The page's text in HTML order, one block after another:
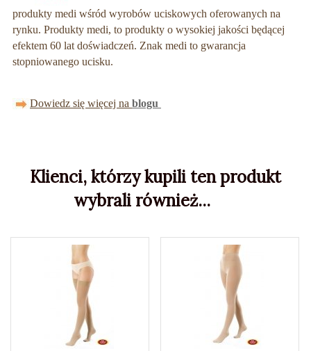
produkty medi wśród wyrobów uciskowych oferowanych na
rynku. Produkty medi, to produkty o wysokiej jakości będącej
efektem 60 lat doświadczeń. Znak medi to gwarancja
stopniowanego ucisku.
Dowiedz się więcej na blogu
Klienci, którzy kupili ten produkt
wybrali również...